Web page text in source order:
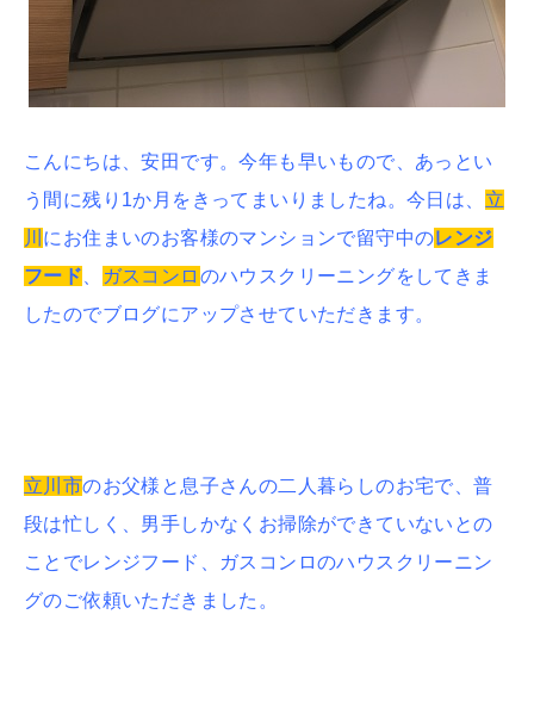
こんにちは、安田です。今年も早いもので、あっとい
う間に残り1か月をきってまいりましたね。 今日は、 立
川 にお住まいのお客様のマンションで留守中のレンジ
フード
ガスコンロ のハウスクリーニングをしてきま
したのでブログにアップさせていただきます。
立川市のお父様と息子さんの二人暮らしのお宅で、普
段は忙しく、男手しかなくお掃除ができていないとの
ことでレンジフード、ガスコンロのハウスクリーニン
グのご依頼いただきました。